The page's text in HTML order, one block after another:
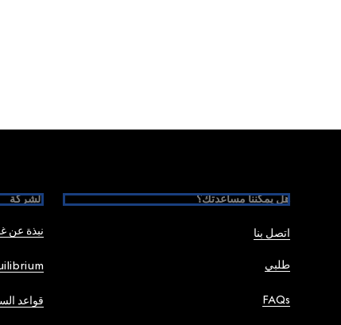
هل يمكننا مساعدتك؟
اتصل بنا
طلبي
FAQs
الشركة
نبذة عن
قواعد